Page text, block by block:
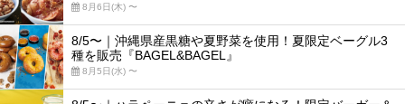
8月6日(木) 〜
8/5〜｜沖縄県産黒糖や夏野菜を使用！夏限定ベーグル3
種を販売『BAGEL&BAGEL』
8月5日(水) 〜